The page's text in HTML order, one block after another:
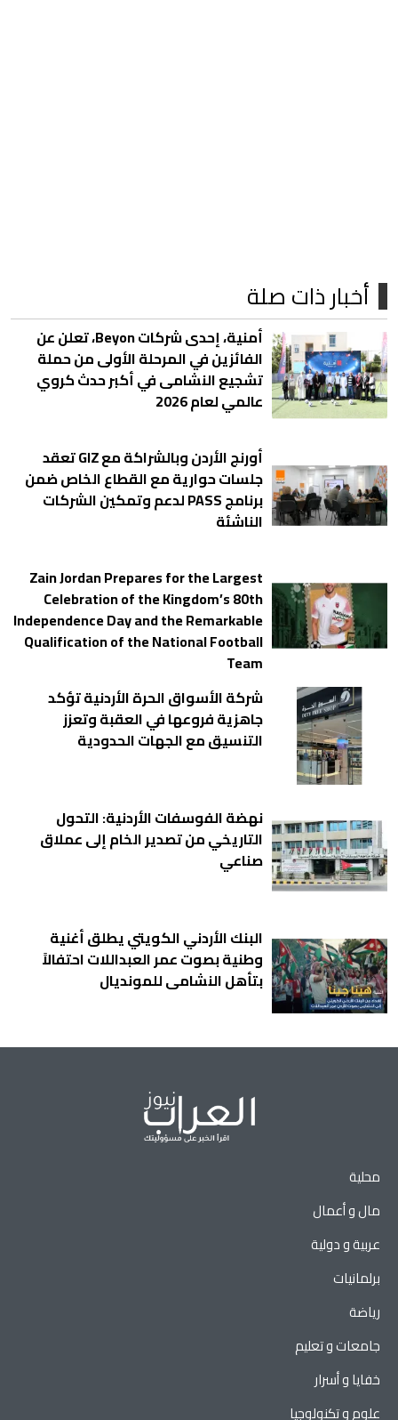
أخبار ذات صلة
أمنية، إحدى شركات Beyon، تعلن عن
الفائزين في المرحلة الأولى من حملة
تشجيع النشامى في أكبر حدث كروي
عالمي لعام 2026
أورنج الأردن وبالشراكة مع GIZ تعقد
جلسات حوارية مع القطاع الخاص ضمن
برنامج PASS لدعم وتمكين الشركات
الناشئة
Zain Jordan Prepares for the Largest
Celebration of the Kingdom’s 80th
Independence Day and the Remarkable
Qualification of the National Football
Team
شركة الأسواق الحرة الأردنية تؤكد
جاهزية فروعها في العقبة وتعزز
التنسيق مع الجهات الحدودية
نهضة الفوسفات الأردنية: التحول
التاريخي من تصدير الخام إلى عملاق
صناعي
البنك الأردني الكويتي يطلق أغنية
وطنية بصوت عمر العبداللات احتفالاً
بتأهل النشامى للمونديال
محلية
مال و أعمال
عربية و دولية
برلمانيات
رياضة
جامعات و تعليم
خفايا و أسرار
علوم و تكنولوجيا